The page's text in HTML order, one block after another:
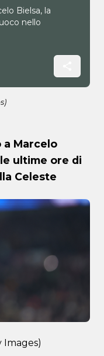
Bielsa, la
nello
a Marcelo
ultime ore di
Celeste
Images)